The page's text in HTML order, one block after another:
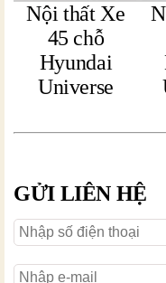
Nội thất Xe
45 chỗ
Hyundai
Universe
GỬI LIÊN HỆ